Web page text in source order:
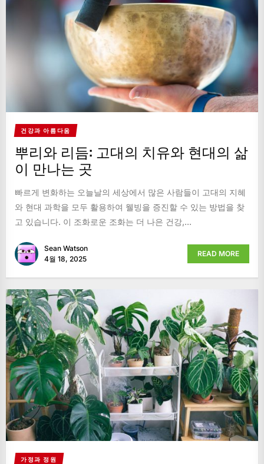
건강과 아름다움
뿌리와 리듬: 고대의 치유와 현대의 삶
이 만나는 곳
빠르게 변화하는 오늘날의 세상에서 많은 사람들이 고대의 지혜
와 현대 과학을 모두 활용하여 웰빙을 증진할 수 있는 방법을 찾
고 있습니다. 이 조화로운 조화는 더 나은 건강,...
Sean Watson
4월 18, 2025
READ MORE
가정과 정원